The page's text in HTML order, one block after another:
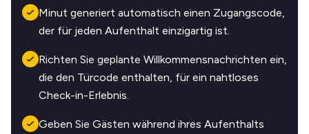
Minut generiert automatisch einen Zugangscode,
der für jeden Aufenthalt einzigartig ist.
Richten Sie geplante Willkommensnachrichten ein,
die den Türcode enthalten, für ein nahtloses
Check-in-Erlebnis.
Geben Sie Gästen während ihres Aufenthalts